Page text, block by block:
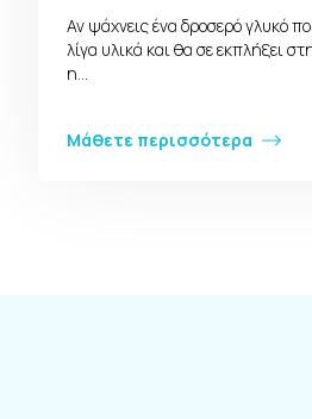
Αν ψάχνεις ένα δροσερό γλυκό
λίγα υλικά και θα σε εκπλήξει
η…
Μάθετε περισσότερα